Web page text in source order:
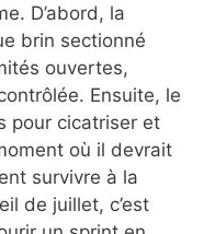
D’abord, la
brin sectionné
ouvertes,
Ensuite, le
pour cicatriser et
où il devrait
survivre à la
de juillet, c’est